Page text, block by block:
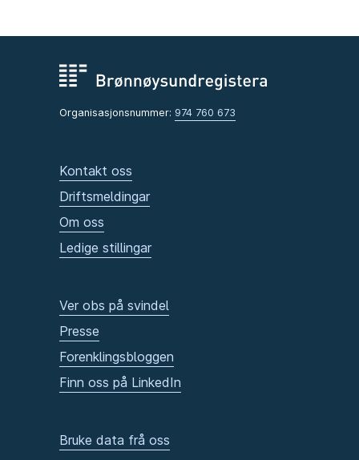
Organisasjonsnummer: 974 760 673
Kontakt oss
Driftsmeldingar
Om oss
Ledige stillingar
Ver obs på svindel
Presse
Forenklingsbloggen
Finn oss på LinkedIn
Bruke data frå oss